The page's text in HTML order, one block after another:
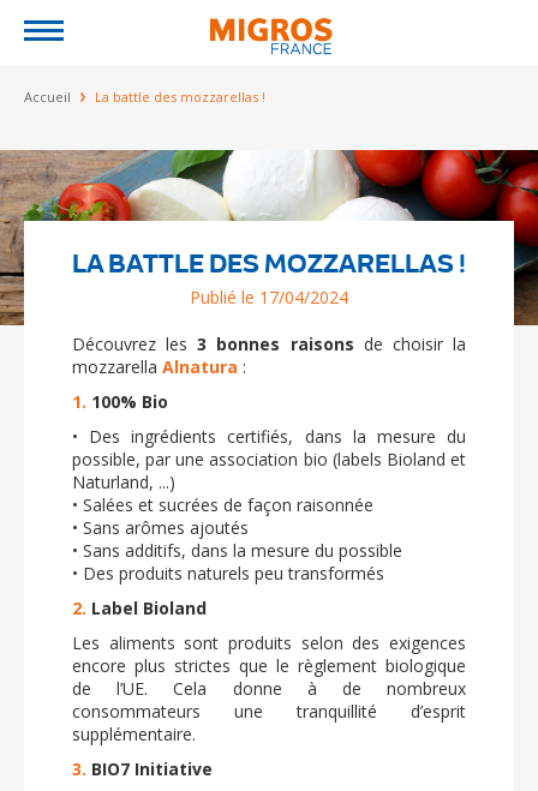
Vous êtes ici
Accueil La battle des mozzarellas !
LA BATTLE DES MOZZARELLAS !
Publié le 17/04/2024
Découvrez les3 bonnes raisons de choisir la
mozzarella Alnatura :
1. 100% Bio
• Des ingrédients certifiés, dans la mesure du
possible, par une association bio (labels Bioland et
Naturland, ...)
• Salées et sucrées de façon raisonnée
• Sans arômes ajoutés
• Sans additifs, dans la mesure du possible
• Des produits naturels peu transformés
2. Label Bioland
Les aliments sont produits selon des exigences
encore plus strictes que le règlement biologique
de l’UE. Cela donne à de nombreux
consommateurs une tranquillité d’esprit
supplémentaire.
3. BIO7 Initiative